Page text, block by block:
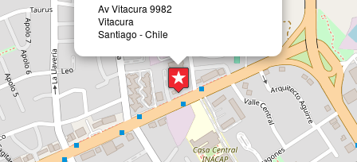
Av Vitacura 9982
Vitacura
Santiago - Chile